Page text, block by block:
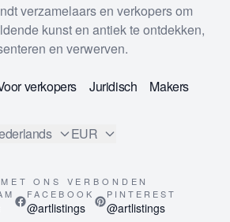
verzamelaars en verkopers om
kunst en antiek te ontdekken,
en verwerven.
verkopers Juridisch Makers
EUR
ONS VERBONDEN
FACEBOOK
@artlistings
PINTEREST
@artlistings